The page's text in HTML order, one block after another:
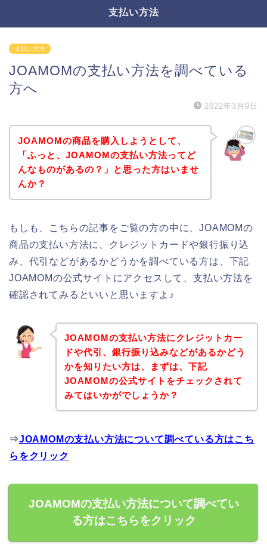
支払い方法
支払い方法
JOAMOMの支払い方法を調べている
方へ
2022年3月9日
JOAMOMの商品を購入しようとして、
「ふっと、JOAMOMの支払い方法ってど
んなものがあるの？」と思った方はいませ
んか？
もしも、こちらの記事をご覧の方の中に、JOAMOMの
商品の支払い方法に、クレジットカードや銀行振り込
み、代引などがあるかどうかを調べている方は、下記
JOAMOMの公式サイトにアクセスして、支払い方法を
確認されてみるといいと思いますよ♪
JOAMOMの支払い方法にクレジットカー
ドや代引、銀行振り込みなどがあるかどう
かを知りたい方は、まずは、下記
JOAMOMの公式サイトをチェックされて
みてはいかがでしょうか？
⇒JOAMOMの支払い方法について調べている方はこち
らをクリック
JOAMOMの支払い方法について調べてい
る方はこちらをクリック